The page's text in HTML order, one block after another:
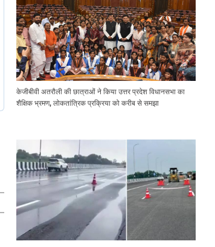
केजीबीवी अतरौली की छात्राओं ने किया उत्तर प्रदेश विधानसभा का
शैक्षिक भ्रमण, लोकतांत्रिक प्रक्रिया को करीब से समझा